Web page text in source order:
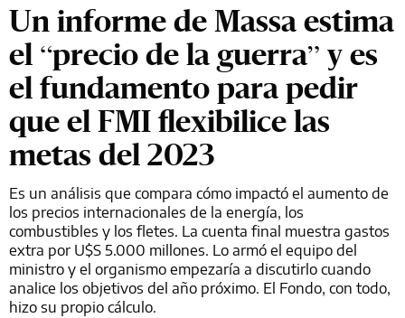
Un informe de Massa estima
el “precio de la guerra” y es
el fundamento para pedir
que el FMI flexibilice las
metas del 2023
Es un análisis que compara cómo impactó el aumento de
los precios internacionales de la energía, los
combustibles y los fletes. La cuenta final muestra gastos
extra por U$S 5.000 millones. Lo armó el equipo del
ministro y el organismo empezaría a discutirlo cuando
analice los objetivos del año próximo. El Fondo, con todo,
hizo su propio cálculo.